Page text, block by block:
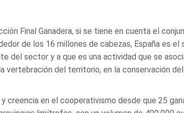
Final Ganadera, si se tiene en cuenta el
de los 16 millones de cabezas, España es el
del sector y a que es una actividad que se
del territorio, en la conservación
en el cooperativismo desde que 25